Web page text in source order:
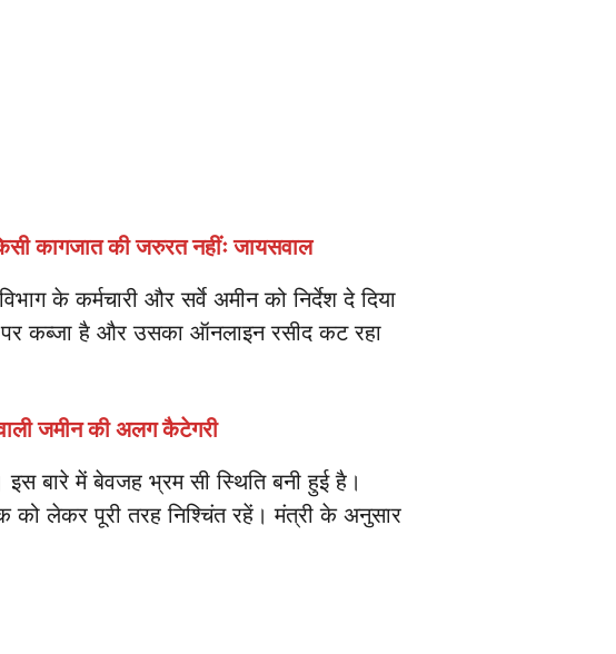
कागजात की जरुरत नहींः जायसवाल
के कर्मचारी और सर्वे अमीन को निर्देश दे दिया
पर कब्जा है और उसका ऑनलाइन रसीद कट रहा
जमीन की अलग कैटेगरी
बारे में बेवजह भ्रम सी स्थिति बनी हुई है।
को लेकर पूरी तरह निश्चिंत रहें। मंत्री के अनुसार